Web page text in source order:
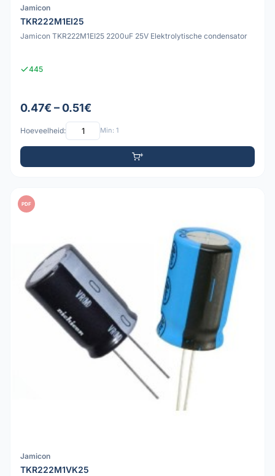
Jamicon
TKR222M1EI25
Jamicon TKR222M1EI25 2200uF 25V Elektrolytische condensator
445
0.47€ – 0.51€
Hoeveelheid: Min: 1
PDF
Jamicon
TKR222M1VK25